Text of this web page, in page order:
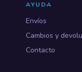
AYUDA
Envíos
Cambios y
Contacto